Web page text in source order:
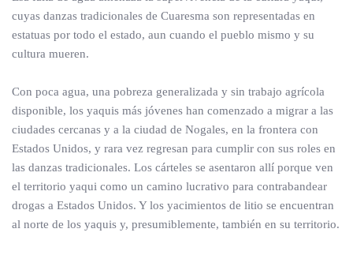
cuyas danzas tradicionales de Cuaresma son representadas en
estatuas por todo el estado, aun cuando el pueblo mismo y su
cultura mueren.
Con poca agua, una pobreza generalizada y sin trabajo agrícola
disponible, los yaquis más jóvenes han comenzado a migrar a las
ciudades cercanas y a la ciudad de Nogales, en la frontera con
Estados Unidos, y rara vez regresan para cumplir con sus roles en
las danzas tradicionales. Los cárteles se asentaron allí porque ven
el territorio yaqui como un camino lucrativo para contrabandear
drogas a Estados Unidos. Y los yacimientos de litio se encuentran
al norte de los yaquis y, presumiblemente, también en su territorio.